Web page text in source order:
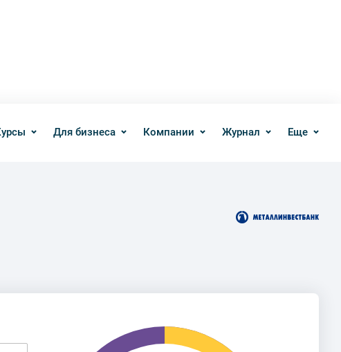
Для бизнеса Компании Журнал Еще